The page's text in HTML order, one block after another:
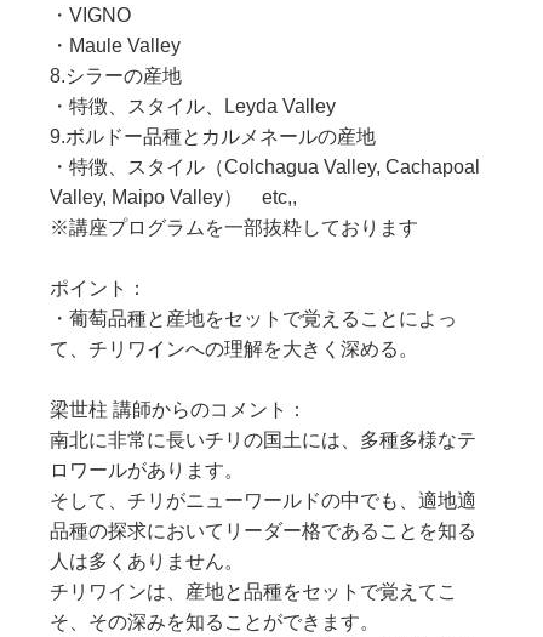
・VIGNO
・Maule Valley
8.シラーの産地
・特徴、スタイル、Leyda Valley
9.ボルドー品種とカルメネールの産地
・特徴、スタイル（Colchagua Valley, Cachapoal
Valley, Maipo Valley） etc,,
※講座プログラムを一部抜粋しております
ポイント：
・葡萄品種と産地をセットで覚えることによっ
て、チリワインへの理解を大きく深める。
梁世柱 講師からのコメント：
南北に非常に長いチリの国土には、多種多様なテ
ロワールがあります。
そして、チリがニューワールドの中でも、適地適
品種の探求においてリーダー格であることを知る
人は多くありません。
チリワインは、産地と品種をセットで覚えてこ
そ、その深みを知ることができます。